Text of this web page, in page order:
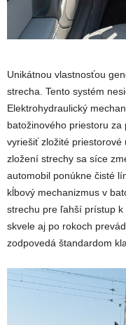
Unikátnou vlastnosťou
strecha. Tento systém
Elektrohydraulický
batožinového priestoru
vyriešiť zložité priestorové
zložení strechy sa síce
automobil ponúkne čisté
kĺbový mechanizmus v
strechu pre ľahší prístup k
skvele aj po rokoch
zodpovedá štandardom